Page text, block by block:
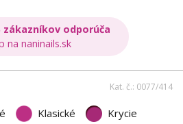
zákazníkov odporúča
na naninails.sk
Kat. č.: 0077/414
Klasické Krycie